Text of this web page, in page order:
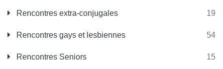
Rencontres extra-conjugales 19
Rencontres gays et lesbiennes 54
Rencontres Seniors 15